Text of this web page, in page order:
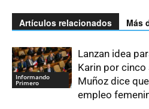
Artículos relacionados Más
Informando
Primero
Lanzan idea
Karin por cinco
Muñoz dice
empleo